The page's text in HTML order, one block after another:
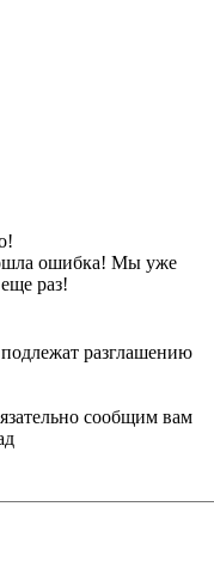
ошибка! Мы уже
раз!
разглашению
сообщим вам